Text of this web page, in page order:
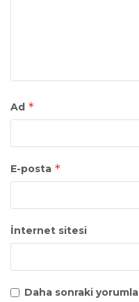
Ad *
E-posta *
İnternet sitesi
Daha sonraki